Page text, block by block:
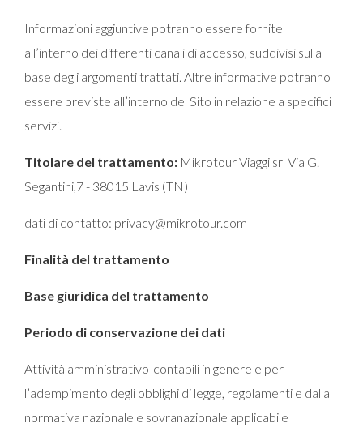
Informazioni aggiuntive potranno essere fornite
all’interno dei differenti canali di accesso, suddivisi sulla
base degli argomenti trattati. Altre informative potranno
essere previste all’interno del Sito in relazione a specifici
servizi.
Titolare del trattamento: Mikrotour Viaggi srl Via G.
Segantini,7 - 38015 Lavis (TN)
dati di contatto: privacy@mikrotour.com
Finalità del trattamento
Base giuridica del trattamento
Periodo di conservazione dei dati
Attività amministrativo-contabili in genere e per
l’adempimento degli obblighi di legge, regolamenti e dalla
normativa nazionale e sovranazionale applicabile